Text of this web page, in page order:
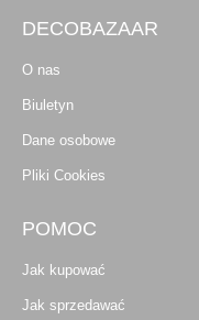
DECOBAZAAR
O nas
Biuletyn
Dane osobowe
Pliki Cookies
POMOC
Jak kupować
Jak sprzedawać